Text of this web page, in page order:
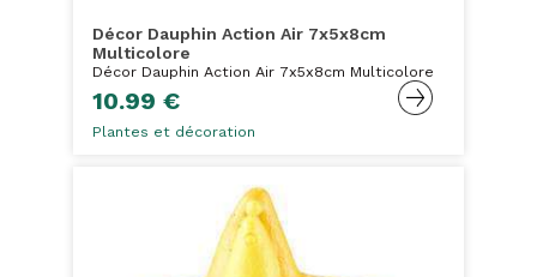
Décor Dauphin Action Air 7x5x8cm
Multicolore
Décor Dauphin Action Air 7x5x8cm Multicolore
10.99 €
Plantes et décoration